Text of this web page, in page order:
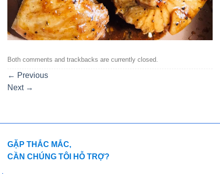
Both comments and trackbacks are currently closed.
← Previous
Next →
GẶP THẮC MẮC,
CẦN CHÚNG TÔI HỖ TRỢ?